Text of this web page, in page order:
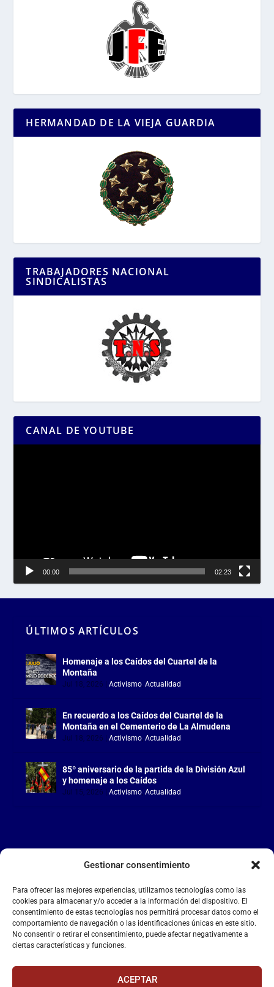
Gestionar consentimiento
Para ofrecer las mejores experiencias, utilizamos tecnologías como las
cookies para almacenar y/o acceder a la información del dispositivo. El
consentimiento de estas tecnologías nos permitirá procesar datos como el
comportamiento de navegación o las identificaciones únicas en este sitio.
No consentir o retirar el consentimiento, puede afectar negativamente a
ciertas características y funciones.
ACEPTAR
HERMANDAD DE LA VIEJA GUARDIA
TRABAJADORES NACIONAL
SINDICALISTAS
CANAL DE YOUTUBE
00:00 02:23
ÚLTIMOS ARTÍCULOS
Homenaje a los Caídos del Cuartel de la
Montaña
Jul 18, 2026 |Activismo,Actualidad
En recuerdo a los Caídos del Cuartel de la
Montaña en el Cementerio de La Almudena
Jul 18, 2026 |Activismo,Actualidad
85º aniversario de la partida de la División Azul
y homenaje a los Caídos
Jul 15, 2026 |Activismo,Actualidad
LA FALANGE
Reproductor
de
vídeo